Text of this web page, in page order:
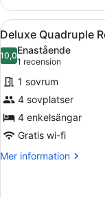
Quadruple
Room
with
Free
Airport
Shuttle
Öppna
alla
foton
för
Deluxe
Quadruple
Room
with
Free
3
Deluxe Quadruple
10,010,0 av 10
Enastående
1 recension
(1 recension)
1 sovrum
4 sovplatser
4 enkelsängar
Gratis wi-fi
Mer information
Mer